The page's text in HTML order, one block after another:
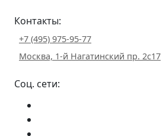
Контакты:
+7 (495) 975-95-77
Москва, 1-й Нагатинский пр. 2с17
Соц. сети: